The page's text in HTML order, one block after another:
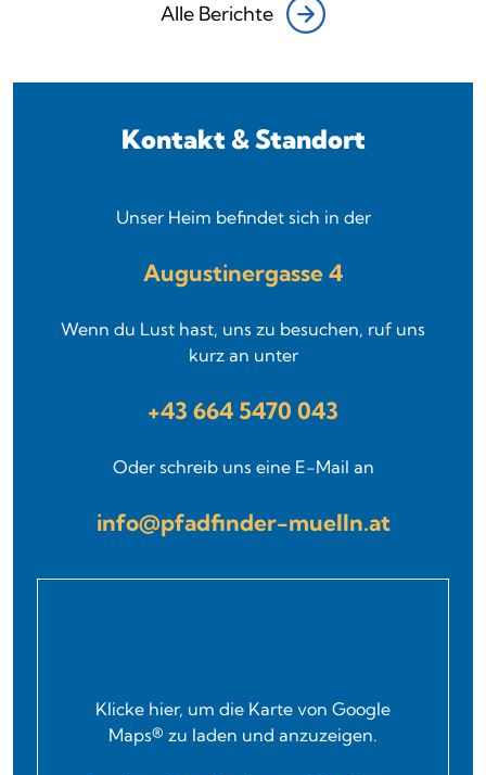
Alle Berichte
Kontakt & Standort
Unser Heim befindet sich in der
Augustinergasse 4
Wenn du Lust hast, uns zu besuchen, ruf uns
kurz an unter
+43 664 5470 043
Oder schreib uns eine E-Mail an
info@pfadfinder-muelln.at
Klicke hier, um die Karte von Google
Maps® zu laden und anzuzeigen.